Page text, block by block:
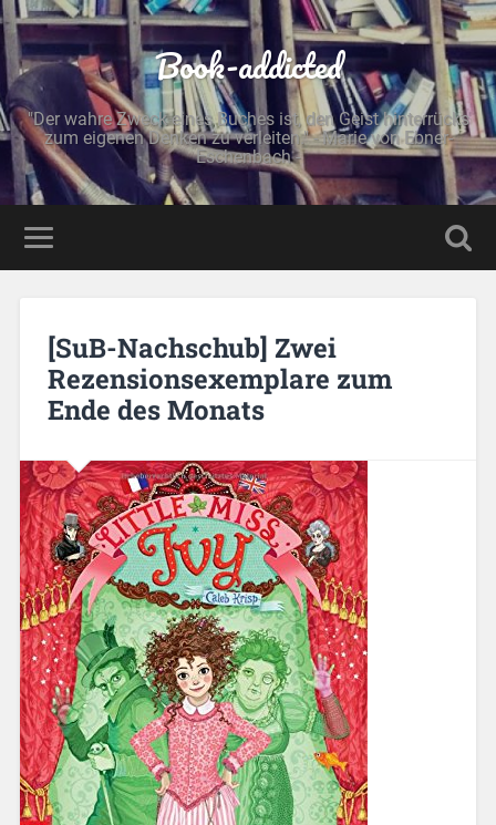
Book-addicted
"Der wahre Zweck eines Buches ist, den Geist hinterrücks
zum eigenen Denken zu verleiten." - Marie von Ebner-
Eschenbach -
[SuB-Nachschub] Zwei
Rezensionsexemplare zum
Ende des Monats